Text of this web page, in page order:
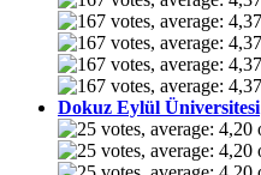
Dokuz Eylül Üniversitesi